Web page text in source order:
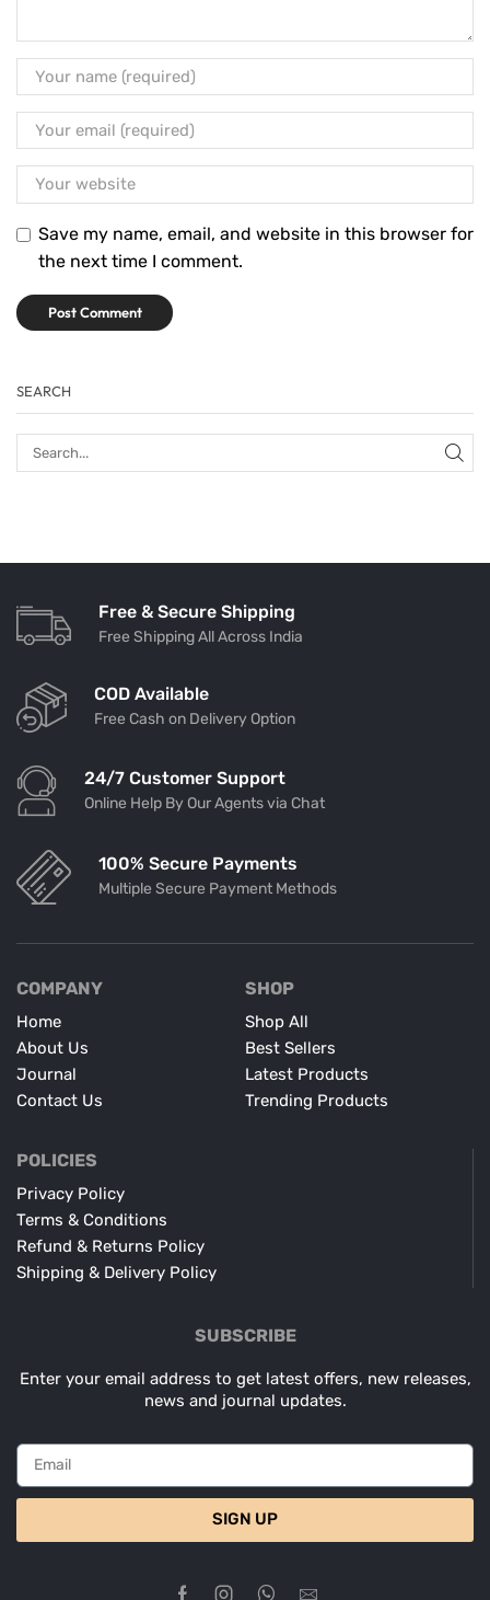
Save my name, email, and website in this browser for
the next time I comment.
SEARCH
Free & Secure Shipping
Free Shipping All Across India
COD Available
Free Cash on Delivery Option
24/7 Customer Support
Online Help By Our Agents via Chat
100% Secure Payments
Multiple Secure Payment Methods
COMPANY
Home
About Us
Journal
Contact Us
SHOP
Shop All
Best Sellers
Latest Products
Trending Products
POLICIES
Privacy Policy
Terms & Conditions
Refund & Returns Policy
Shipping & Delivery Policy
SUBSCRIBE
Enter your email address to get latest offers, new releases,
news and journal updates.
SIGN UP